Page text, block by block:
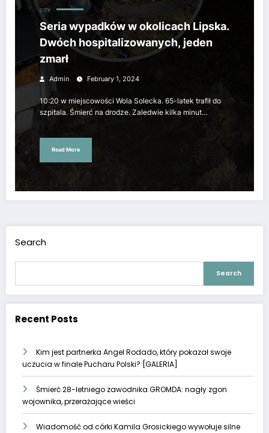
CITY
Seria wypadków w okolicach Lipska.
Dwóch hospitalizowanych, jeden
zmarł
Admin February 1, 2024
10:20 w miejscowości Wola Solecka. 65-latek trafił do
szpitala. Śmierć na drodze. Zaledwie kilka minut…
Read More
Search
Search
Recent Posts
Kim jest partnerka Angel Rodado, który pokazał swoje
uczucia w finale Pucharu Polski? [GALERIA]
Śmierć 28-letniego zawodnika GROMDA: nagły zgon
wojownika, przerażające wieści
Wiadomość od córki Kamila Grosickiego wywołuje silne